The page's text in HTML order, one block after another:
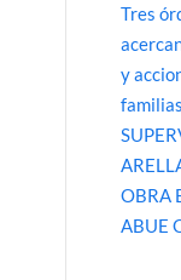
Tres
y
OBRA
ABUE